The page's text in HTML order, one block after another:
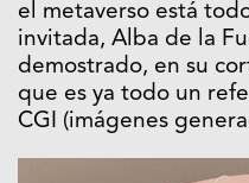
el metaverso está
invitada, Alba de la
demostrado, en su
que es ya todo un
CGI (imágenes